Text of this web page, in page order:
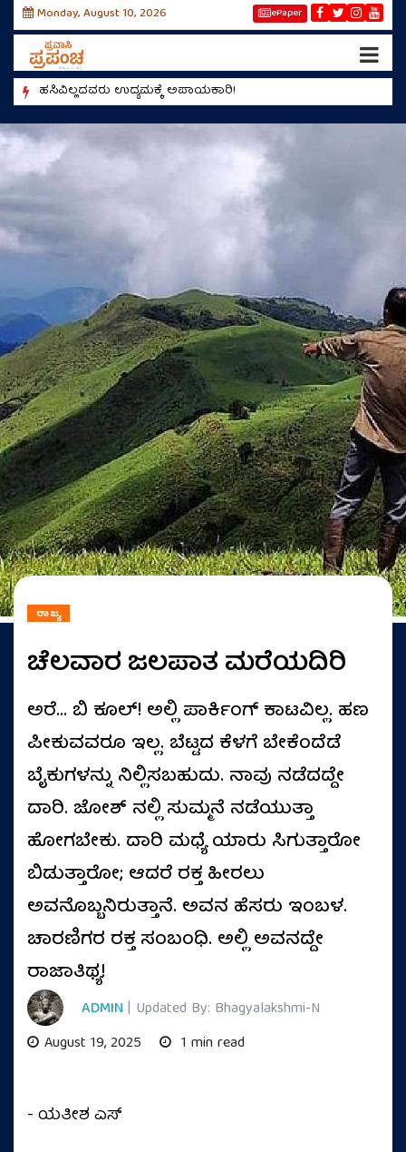
Monday, August 10, 2026 ePaper
ಹಸಿವಿಲ್ಲದವರು ಉದ್ಯಮಕ್ಕೆ ಅಪಾಯಕಾರಿ!
ರಾಜ್ಯ
ಚೆಲವಾರ ಜಲಪಾತ ಮರೆಯದಿರಿ
ಅರೆ… ಬಿ ಕೂಲ್! ಅಲ್ಲಿ ಪಾರ್ಕಿಂಗ್ ಕಾಟವಿಲ್ಲ. ಹಣ
ಪೀಕುವವರೂ ಇಲ್ಲ. ಬೆಟ್ಟದ ಕೆಳಗೆ ಬೇಕೆಂದೆಡೆ
ಬೈಕುಗಳನ್ನು ನಿಲ್ಲಿಸಬಹುದು. ನಾವು ನಡೆದದ್ದೇ
ದಾರಿ. ಜೋಶ್ ನಲ್ಲಿ ಸುಮ್ಮನೆ ನಡೆಯುತ್ತಾ
ಹೋಗಬೇಕು. ದಾರಿ ಮಧ್ಯೆ ಯಾರು ಸಿಗುತ್ತಾರೋ
ಬಿಡುತ್ತಾರೋ; ಆದರೆ ರಕ್ತ ಹೀರಲು
ಅವನೊಬ್ಬನಿರುತ್ತಾನೆ. ಅವನ ಹೆಸರು ಇಂಬಳ.
ಚಾರಣಿಗರ ರಕ್ತ ಸಂಬಂಧಿ. ಅಲ್ಲಿ ಅವನದ್ದೇ
ರಾಜಾತಿಥ್ಯ!
ADMIN | Updated By: Bhagyalakshmi-N
August 19, 2025
1 min read
- ಯತೀಶ ಎಸ್